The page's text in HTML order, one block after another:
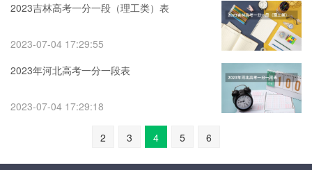
2023吉林高考一分一段（理工类）表
2023-07-04 17:29:55
2023年河北高考一分一段表
2023-07-04 17:29:18
2 3 4 5 6